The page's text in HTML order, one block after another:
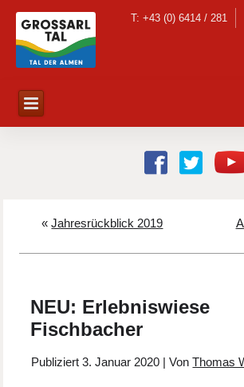
T: +43 (0) 6414 / 281
«Jahresrückblick 2019
NEU: Erlebniswiese
Fischbacher
Publiziert 3. Januar 2020 |Von Thomas